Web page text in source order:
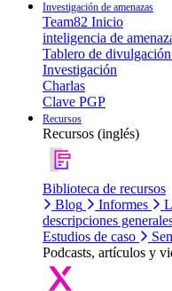
Investigación de amenazas
Team82 Inicio
inteligencia de
Tablero de
Investigación
Charlas
Clave PGP
Recursos
Recursos (inglés)
Biblioteca de recursos
Blog
Informes
descripciones
Estudios de caso
Podcasts, artículos y